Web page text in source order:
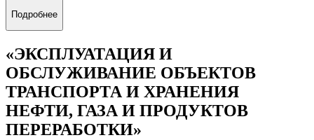
Подробнее
«ЭКСПЛУАТАЦИЯ И
ОБСЛУЖИВАНИЕ ОБЪЕКТОВ
ТРАНСПОРТА И ХРАНЕНИЯ
НЕФТИ, ГАЗА И ПРОДУКТОВ
ПЕРЕРАБОТКИ»